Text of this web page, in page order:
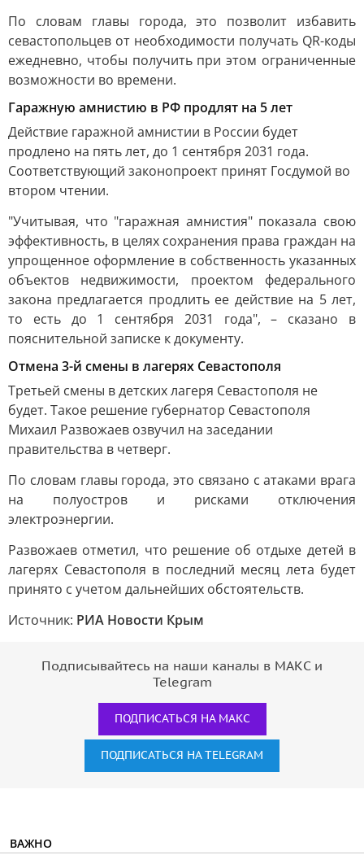
По словам главы города, это позволит избавить
севастопольцев от необходимости получать QR-коды
ежедневно, чтобы получить при этом ограниченные
возможности во времени.
Гаражную амнистию в РФ продлят на 5 лет
Действие гаражной амнистии в России будет
продлено на пять лет, до 1 сентября 2031 года.
Соответствующий законопроект принят Госдумой во
втором чтении.
"Учитывая, что "гаражная амнистия" показала свою
эффективность, в целях сохранения права граждан на
упрощенное оформление в собственность указанных
объектов недвижимости, проектом федерального
закона предлагается продлить ее действие на 5 лет,
то есть до 1 сентября 2031 года", – сказано в
пояснительной записке к документу.
Отмена 3-й смены в лагерях Севастополя
Третьей смены в детских лагеря Севастополя не
будет. Такое решение губернатор Севастополя
Михаил Развожаев озвучил на заседании
правительства в четверг.
По словам главы города, это связано с атаками врага
на полуостров и рисками отключения
электроэнергии.
Развожаев отметил, что решение об отдыхе детей в
лагерях Севастополя в последний месяц лета будет
принято с учетом дальнейших обстоятельств.
Источник: РИА Новости Крым
Подписывайтесь на наши каналы в МАКС и
Telegram
ПОДПИСАТЬСЯ НА МАКС
ПОДПИСАТЬСЯ НА TELEGRAM
ВАЖНО